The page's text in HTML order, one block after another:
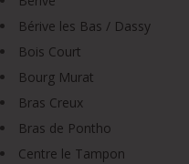
Bérive les Bas / Dassy
Bois Court
Bourg Murat
Bras Creux
Bras de Pontho
Centre le Tampon